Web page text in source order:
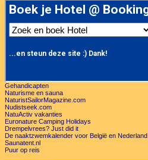
Gehandicapten
Naturisme en sauna
NaturistSailorMagazine.com
Nudistseek.com
NatuActiv vakanties
Euronature Camping Holidays
Drempelvrees? Just did it
De naaktzwemkalender voor België en Nederland
Saunatent.nl
Puur op reis